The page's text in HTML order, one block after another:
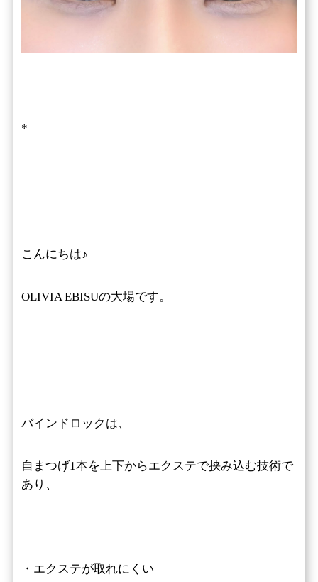
*
こんにちは♪
OLIVIA EBISUの大場です。
バインドロックは、
自まつげ1本を上下からエクステで挟み込む技術で
あり、
・エクステが取れにくい